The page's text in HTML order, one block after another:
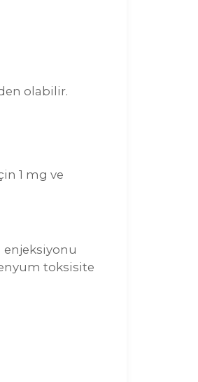
olabilir.
1 mg ve
enjeksiyonu
toksisite